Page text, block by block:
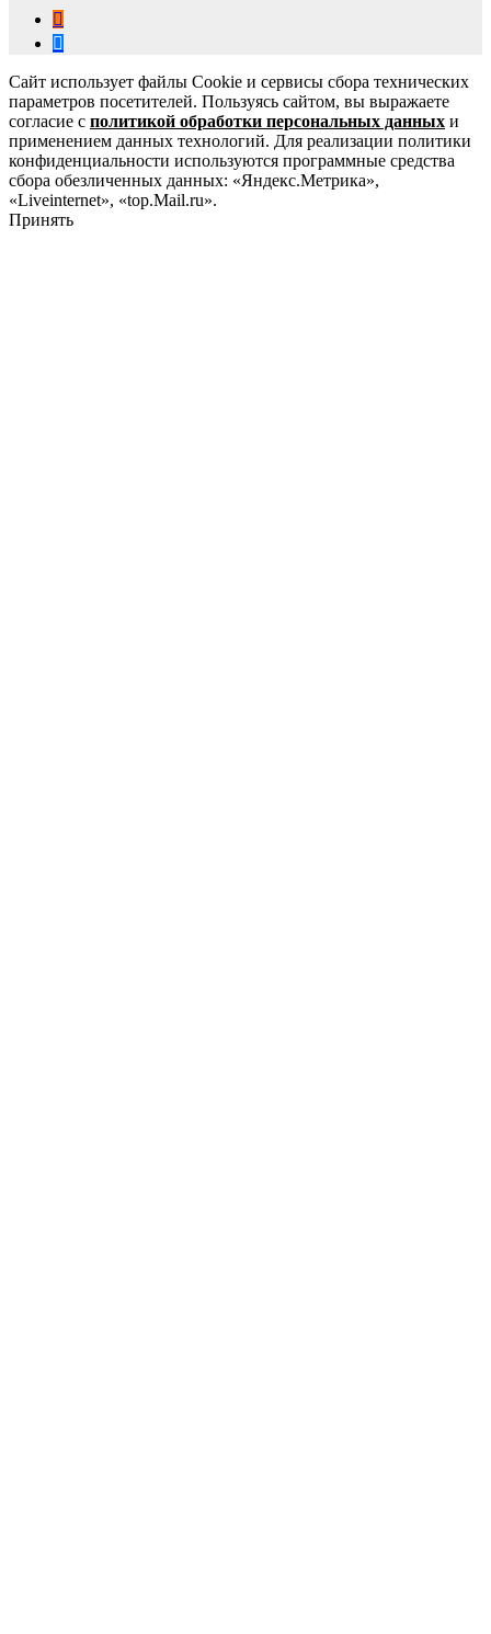
Сайт использует файлы Cookie и сервисы сбора технических
параметров посетителей. Пользуясь сайтом, вы выражаете
согласие с политикой обработки персональных данных и
применением данных технологий. Для реализации политики
конфиденциальности используются программные средства
сбора обезличенных данных: «Яндекс.Метрика»,
«Liveinternet», «top.Mail.ru».
Принять